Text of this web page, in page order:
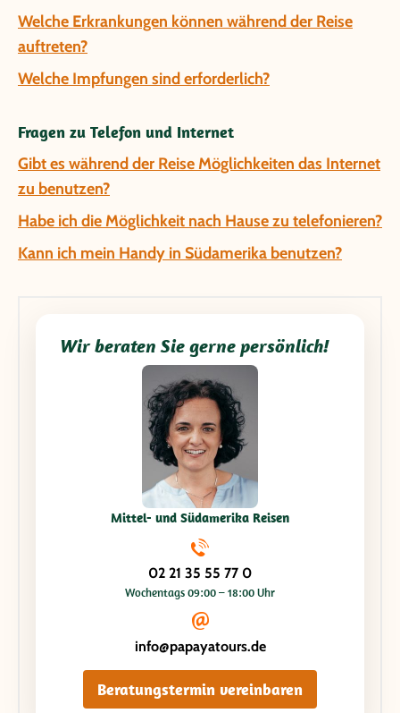
Welche Erkrankungen können während der Reise
auftreten?
Welche Impfungen sind erforderlich?
Fragen zu Telefon und Internet
Gibt es während der Reise Möglichkeiten das Internet
zu benutzen?
Habe ich die Möglichkeit nach Hause zu telefonieren?
Kann ich mein Handy in Südamerika benutzen?
Wir beraten Sie gerne persönlich!
Mittel- und Südamerika Reisen
02 21 35 55 77 0
Wochentags 09:00 – 18:00 Uhr
info@papayatours.de
Beratungstermin vereinbaren